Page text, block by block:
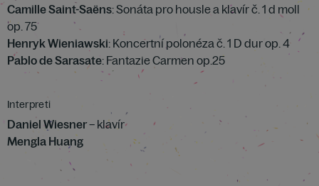
Camille Saint-Saëns: Sonáta pro housle a klavír č. 1 d moll
op. 75
Henryk Wieniawski: Koncertní polonéza č. 1 D dur op. 4
Pablo de Sarasate: Fantazie Carmen op.25
Interpreti
Daniel Wiesner– klavír
Mengla Huang